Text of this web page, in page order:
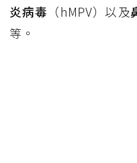
炎病毒 （hMPV）以及
等。